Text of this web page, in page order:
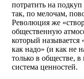
потратить на
так, по мелочам,
Революция же
общественную
который называется
как надо» (и как не
только в обществе, в
система ценностей.